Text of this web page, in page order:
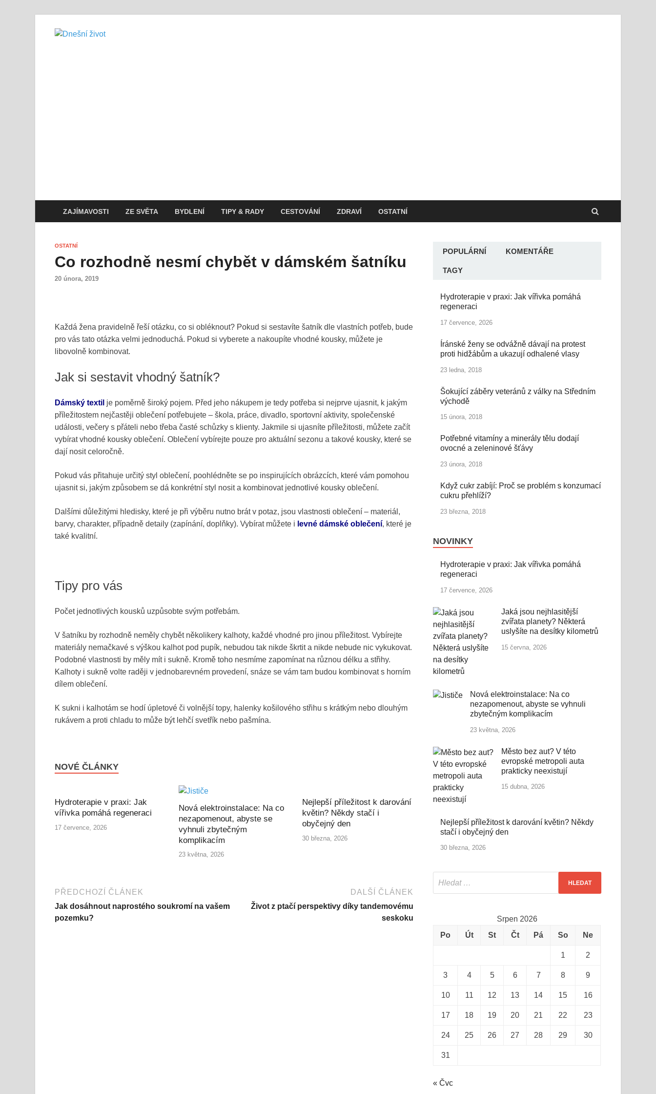
ZAJÍMAVOSTI ZE SVĚTA BYDLENÍ TIPY & RADY CESTOVÁNÍ ZDRAVÍ OSTATNÍ
OSTATNÍ
Co rozhodně nesmí chybět v dámském šatníku
20 února, 2019
Každá žena pravidelně řeší otázku, co si obléknout? Pokud si sestavíte šatník dle vlastních potřeb, bude
pro vás tato otázka velmi jednoduchá. Pokud si vyberete a nakoupíte vhodné kousky, můžete je
libovolně kombinovat.
Jak si sestavit vhodný šatník?
Dámský textil je poměrně široký pojem. Před jeho nákupem je tedy potřeba si nejprve ujasnit, k jakým
příležitostem nejčastěji oblečení potřebujete – škola, práce, divadlo, sportovní aktivity, společenské
události, večery s přáteli nebo třeba časté schůzky s klienty. Jakmile si ujasníte příležitosti, můžete začít
vybírat vhodné kousky oblečení. Oblečení vybírejte pouze pro aktuální sezonu a takové kousky, které se
dají nosit celoročně.
Pokud vás přitahuje určitý styl oblečení, poohlédněte se po inspirujících obrázcích, které vám pomohou
ujasnit si, jakým způsobem se dá konkrétní styl nosit a kombinovat jednotlivé kousky oblečení.
Dalšími důležitými hledisky, které je při výběru nutno brát v potaz, jsou vlastnosti oblečení – materiál,
barvy, charakter, případně detaily (zapínání, doplňky). Vybírat můžete i levné dámské oblečení, které je
také kvalitní.
Tipy pro vás
Počet jednotlivých kousků uzpůsobte svým potřebám.
V šatníku by rozhodně neměly chybět několikery kalhoty, každé vhodné pro jinou příležitost. Vybírejte
materiály nemačkavé s výškou kalhot pod pupík, nebudou tak nikde škrtit a nikde nebude nic vykukovat.
Podobné vlastnosti by měly mít i sukně. Kromě toho nesmíme zapomínat na různou délku a střihy.
Kalhoty i sukně volte raději v jednobarevném provedení, snáze se vám tam budou kombinovat s horním
dílem oblečení.
K sukni i kalhotám se hodí úpletové či volnější topy, halenky košilového střihu s krátkým nebo dlouhým
rukávem a proti chladu to může být lehčí svetřík nebo pašmína.
NOVÉ ČLÁNKY
Hydroterapie v praxi: Jak
vířivka pomáhá regeneraci
17 července, 2026
Nová elektroinstalace: Na co
nezapomenout, abyste se
vyhnuli zbytečným
komplikacím
23 května, 2026
Nejlepší příležitost k darování
květin? Někdy stačí i
obyčejný den
30 března, 2026
PŘEDCHOZÍ ČLÁNEK
Jak dosáhnout naprostého soukromí na vašem
pozemku?
DALŠÍ ČLÁNEK
Život z ptačí perspektivy díky tandemovému
seskoku
POPULÁRNÍ KOMENTÁŘE
TAGY
Hydroterapie v praxi: Jak vířivka pomáhá
regeneraci
17 července, 2026
Íránské ženy se odvážně dávají na protest
proti hidžábům a ukazují odhalené vlasy
23 ledna, 2018
Šokující záběry veteránů z války na Středním
východě
15 února, 2018
Potřebné vitamíny a minerály tělu dodají
ovocné a zeleninové šťávy
23 února, 2018
Když cukr zabíjí: Proč se problém s konzumací
cukru přehlíží?
23 března, 2018
NOVINKY
Hydroterapie v praxi: Jak vířivka pomáhá
regeneraci
17 července, 2026
Jaká jsou nejhlasitější
zvířata planety? Některá
uslyšíte na desítky kilometrů
15 června, 2026
Nová elektroinstalace: Na co
nezapomenout, abyste se vyhnuli
zbytečným komplikacím
23 května, 2026
Město bez aut? V této
evropské metropoli auta
prakticky neexistují
15 dubna, 2026
Nejlepší příležitost k darování květin? Někdy
stačí i obyčejný den
30 března, 2026
Srpen 2026
Po
Út St Čt Pá So Ne
1 2
3 4 5 6 7 8 9
10 11 12 13 14 15 16
17 18 19 20 21 22 23
24 25 26 27 28 29 30
31
« Čvc